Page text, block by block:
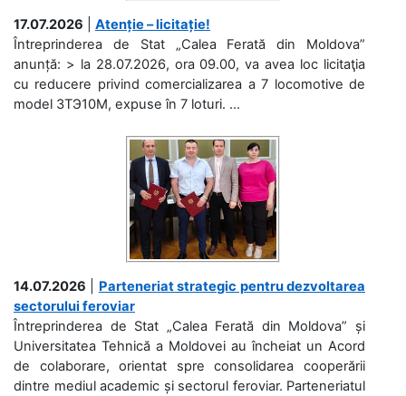
17.07.2026
Atenție – licitație!
Întreprinderea de Stat „Calea Ferată din Moldova”
anunță: > la 28.07.2026, ora 09.00, va avea loc licitaţia
cu reducere privind comercializarea a 7 locomotive de
model 3ТЭ10М, expuse în 7 loturi. ...
14.07.2026
Parteneriat strategic pentru dezvoltarea
sectorului feroviar
Întreprinderea de Stat „Calea Ferată din Moldova” și
Universitatea Tehnică a Moldovei au încheiat un Acord
de colaborare, orientat spre consolidarea cooperării
dintre mediul academic și sectorul feroviar. Parteneriatul